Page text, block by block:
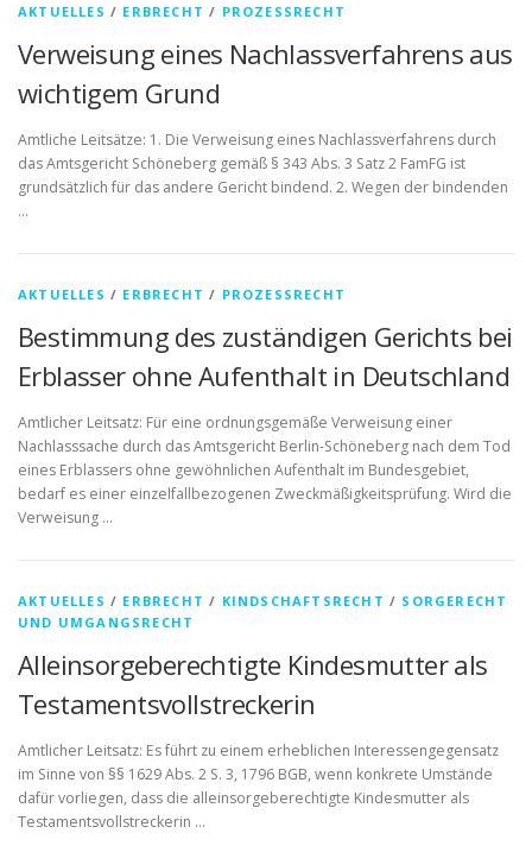
AKTUELLES / ERBRECHT / PROZESSRECHT
Verweisung eines Nachlassverfahrens aus
wichtigem Grund
Amtliche Leitsätze: 1. Die Verweisung eines Nachlassverfahrens durch
das Amtsgericht Schöneberg gemäß § 343 Abs. 3 Satz 2 FamFG ist
grundsätzlich für das andere Gericht bindend. 2. Wegen der bindenden
…
AKTUELLES / ERBRECHT / PROZESSRECHT
Bestimmung des zuständigen Gerichts bei
Erblasser ohne Aufenthalt in Deutschland
Amtlicher Leitsatz: Für eine ordnungsgemäße Verweisung einer
Nachlasssache durch das Amtsgericht Berlin-Schöneberg nach dem Tod
eines Erblassers ohne gewöhnlichen Aufenthalt im Bundesgebiet,
bedarf es einer einzelfallbezogenen Zweckmäßigkeitsprüfung. Wird die
Verweisung …
AKTUELLES / ERBRECHT / KINDSCHAFTSRECHT / SORGERECHT
UND UMGANGSRECHT
Alleinsorgeberechtigte Kindesmutter als
Testamentsvollstreckerin
Amtlicher Leitsatz: Es führt zu einem erheblichen Interessengegensatz
im Sinne von §§ 1629 Abs. 2 S. 3, 1796 BGB, wenn konkrete Umstände
dafür vorliegen, dass die alleinsorgeberechtigte Kindesmutter als
Testamentsvollstreckerin …